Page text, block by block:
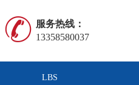
服务热线：
13358580037
LBS